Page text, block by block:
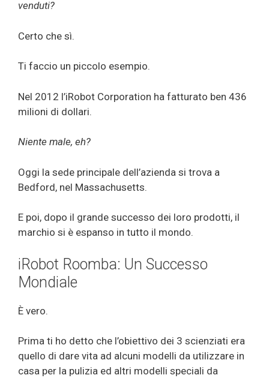
venduti?
Certo che sì.
Ti faccio un piccolo esempio.
Nel 2012 l’iRobot Corporation ha fatturato ben 436
milioni di dollari.
Niente male, eh?
Oggi la sede principale dell’azienda si trova a
Bedford, nel Massachusetts.
E poi, dopo il grande successo dei loro prodotti, il
marchio si è espanso in tutto il mondo.
iRobot Roomba: Un Successo
Mondiale
È vero.
Prima ti ho detto che l’obiettivo dei 3 scienziati era
quello di dare vita ad alcuni modelli da utilizzare in
casa per la pulizia ed altri modelli speciali da